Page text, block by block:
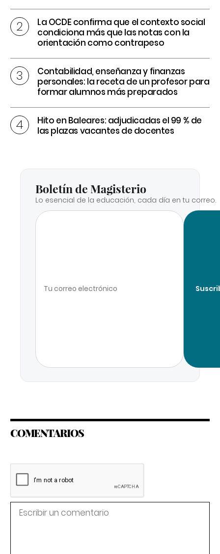
La OCDE confirma que el contexto social
condiciona más que las notas con la
orientación como contrapeso
Contabilidad, enseñanza y finanzas
personales: la receta de un profesor para
formar alumnos más preparados
Hito en Baleares: adjudicadas el 99 % de
las plazas vacantes de docentes
Boletín de Magisterio
Lo esencial de la educación, cada día en tu correo.
COMENTARIOS